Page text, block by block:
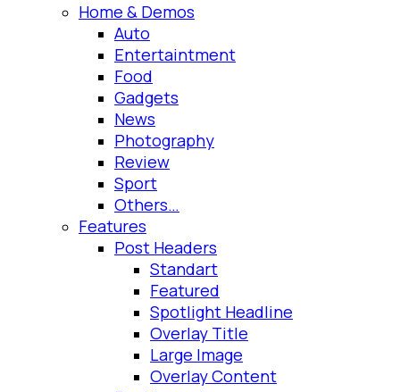
Home & Demos
Auto
Entertaintment
Food
Gadgets
News
Photography
Review
Sport
Others…
Features
Post Headers
Standart
Featured
Spotlight Headline
Overlay Title
Large Image
Overlay Content